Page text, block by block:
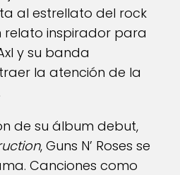
al estrellato del rock
relato inspirador para
y su banda
la atención de la
de su álbum debut,
, Guns N’ Roses se
Canciones como